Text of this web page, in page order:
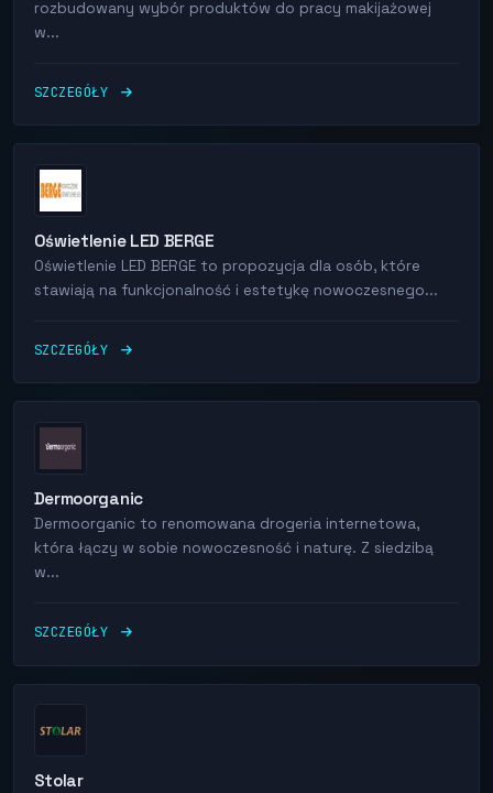
rozbudowany wybór produktów do pracy makijażowej
w...
SZCZEGÓŁY
Oświetlenie LED BERGE
Oświetlenie LED BERGE to propozycja dla osób, które
stawiają na funkcjonalność i estetykę nowoczesnego...
SZCZEGÓŁY
Dermoorganic
Dermoorganic to renomowana drogeria internetowa,
która łączy w sobie nowoczesność i naturę. Z siedzibą
w...
SZCZEGÓŁY
Stolar